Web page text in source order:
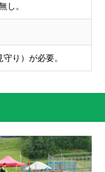
し。
り）が必要。